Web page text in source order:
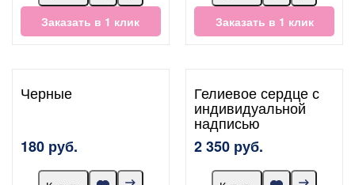
Заказать в 1 клик
Заказать в 1 клик
Черные
180 руб.
Гелиевое сердце с
индивидуальной
надписью
2 350 руб.